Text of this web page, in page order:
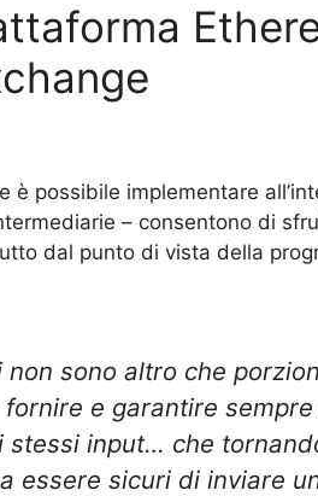
è possibile implementare
– consentono di
dal punto di vista della
sono altro che
e garantire
stessi input… che
essere sicuri di inviare